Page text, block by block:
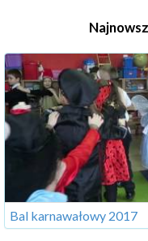
Bal karnawałowy 2017